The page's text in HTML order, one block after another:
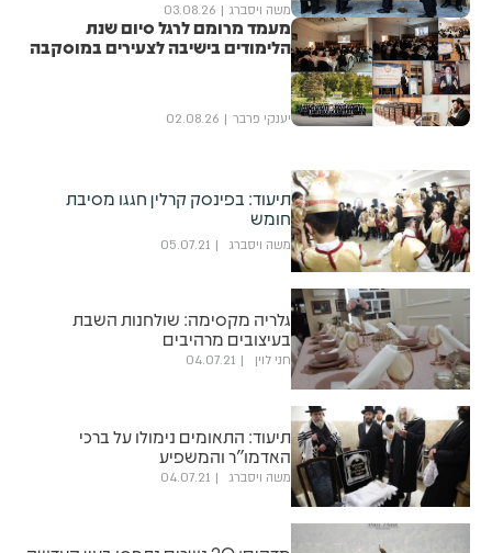
משה ויסברג 03.08.26
מעמד מרומם לרגל סיום שנת
הלימודים בישיבה לצעירים במוסקבה
יענקי פרבר 02.08.26
תיעוד: בפינסק קרלין חגגו מסיבת
חומש
משה ויסברג 05.07.21
גלריה מקסימה: שולחנות השבת
בעיצובים מרהיבים
חני לוין 04.07.21
תיעוד: התאומים נימולו על ברכי
האדמו"ר והמשפיע
משה ויסברג 04.07.21